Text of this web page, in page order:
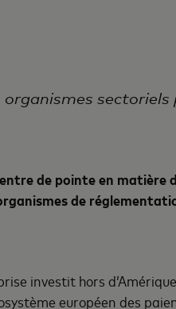
sectoriels
de pointe en matière
de
investit hors
européen des